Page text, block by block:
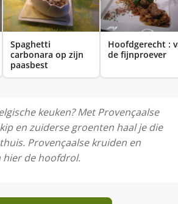
Spaghetti
carbonara op zijn
paasbest
Hoofdgerecht :
de fijnproever
keuken? Met Provençaalse
en zuiderse groenten haal je die
Provençaalse kruiden en
hier de hoofdrol.